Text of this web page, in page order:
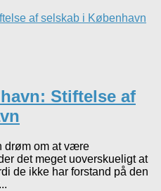
Stiftelse af
drøm om at være
det meget uoverskueligt at
de ikke har forstand på den